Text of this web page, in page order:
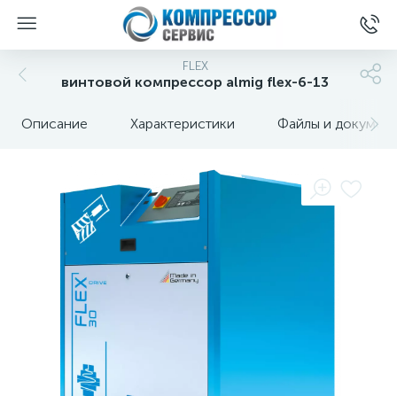
FLEX
винтовой компрессор almig flex-6-13
Описание Характеристики Файлы и